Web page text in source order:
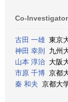
Co-
古田 一雄 東京
神田 幸則
九州
山本 淳治 大阪
市原 千博 京都
秦 和夫 京都大